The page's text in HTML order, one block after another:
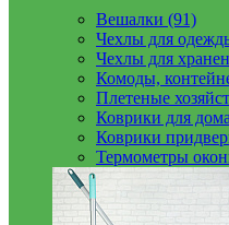
Вешалки (91)
Чехлы для
Чехлы для
Комоды,
Плетеные
Коврики для
Коврики
Термометры